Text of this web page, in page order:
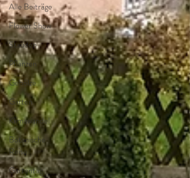
Alle Beiträge
Flower Show
Stauden
Pflanzen
Gehölze
Garten
Klimawandel
Botanische
Reise
Gartentag